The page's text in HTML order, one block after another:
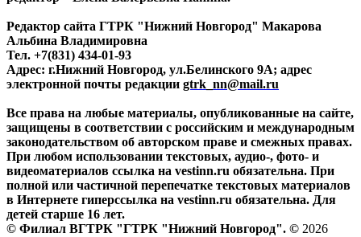
Редактор сайта ГТРК "Нижний Новгород" Макарова
Альбина Владимировна
Тел. +7(831) 434-01-93
Адрес: г.Нижний Новгород, ул.Белинского 9А; адрес
электронной почты редакции gtrk_nn@mail.ru
Все права на любые материалы, опубликованные на сайте,
защищены в соответствии с российским и международным
законодательством об авторском праве и смежных правах.
При любом использовании текстовых, аудио-, фото- и
видеоматериалов ссылка на vestinn.ru обязательна. При
полной или частичной перепечатке текстовых материалов
в Интернете гиперссылка на vestinn.ru обязательна. Для
детей старше 16 лет.
© Филиал ВГТРК "ГТРК "Нижний Новгород". © 2026